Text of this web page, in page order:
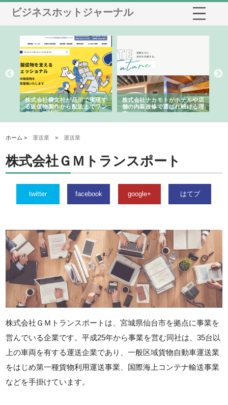
ビジネスホットジャーナル
株式会社耕文社が品川で実現す
る販促物製作から配送までワン
ストップ対応
株式会社ナカモトがホテルや店
舗の内装改修で選ばれ続ける理
由
ホーム >運送業 >運送業
株式会社ＧＭトランスポート
twitter facebook google+ はてブ
株式会社ＧＭトランスポートは、宮城県仙台市を拠点に事業を
営んでいる企業です。平成25年から事業を営む同社は、35台以
上の車両を有する運送企業であり、一般区域貨物自動車運送業
をはじめ第一種貨物利用運送事業、国際海上コンテナ輸送事業
などを手掛けています。